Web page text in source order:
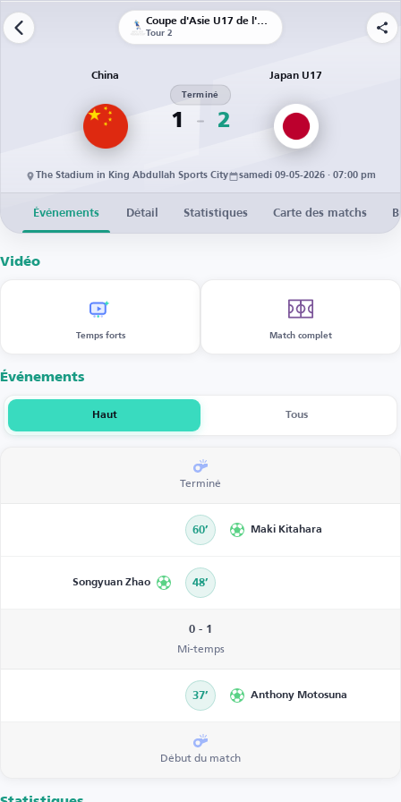
Coupe d'Asie U17 de l'AFC
Tour 2
China
1
Terminé
2
Japan U17
The Stadium in King Abdullah Sports City samedi 09-05-2026 · 07:00 pm
Événements Détail Statistiques Carte des matchs
Vidéo
Temps forts Match complet
Événements
Haut Tous
Terminé
60’ Maki Kitahara
Songyuan Zhao 48’
0 - 1
Mi-temps
37’ Anthony Motosuna
Début du match